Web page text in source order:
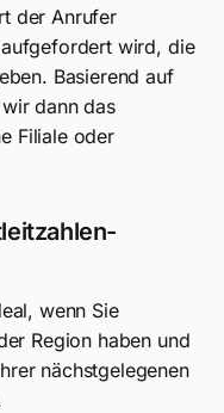
der Anrufer
wird, die
Basierend auf
dann das
Filiale oder
wenn Sie
Region haben und
nächstgelegenen